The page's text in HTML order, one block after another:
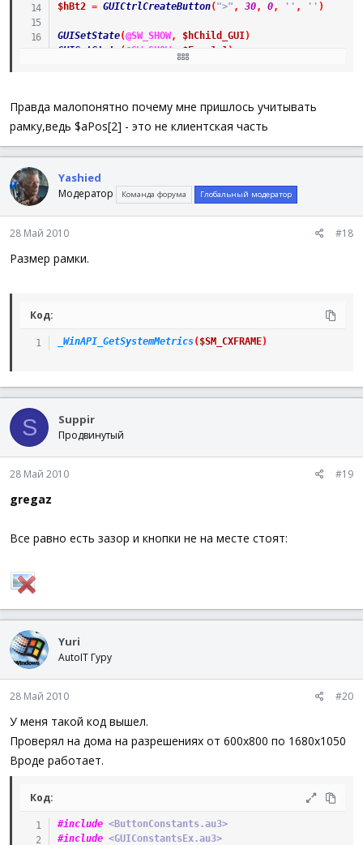
$hBt2 = GUICtrlCreateButton( ">" , 30, 0, '' , '' )
GUISetState(@SW_SHOW, $hChild_GUI)
GUISetState
( @SW_SHOW, $Form1_1 )
While 1
$nMsg = GUIGetMsg()
WinMove($Form1_1, "", $iBord,
WEnd
Правда малопонятно почему мне пришлось учитывать
рамку,ведь $aPos[2] - это не клиентская часть
Yashied
Модератор Команда форума Глобальный модератор
28 Май 2010 #18
Размер рамки.
Код:
_WinAPI_GetSystemMetrics( $SM_CXFRAME)
S Suppir
Продвинутый
28 Май 2010 #19
gregaz
Все равно есть зазор и кнопки не на месте стоят:
Yuri
AutoIT Гуру
28 Май 2010 #20
У меня такой код вышел.
Проверял на дома на разрешениях от 600х800 по 1680х1050
Вроде работает.
Код:
#include <ButtonConstants.au3>
#include <GUIConstantsEx.au3>